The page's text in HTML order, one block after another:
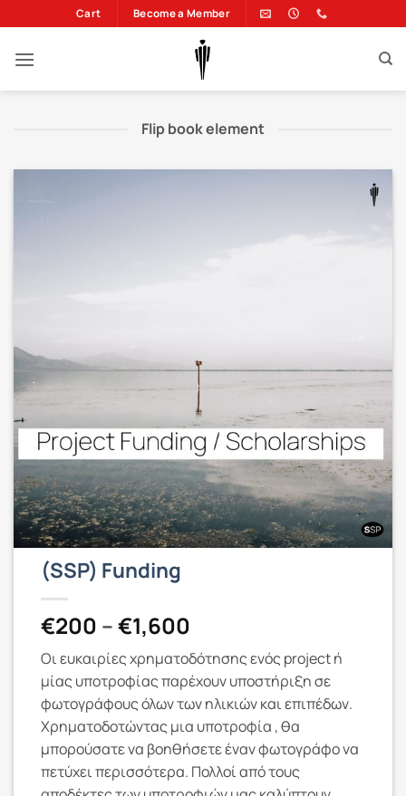
στο
περιεχόμενο
Cart Become a Member
Flip book element
(SSP) Funding
€200 –€1,600
range:
€200
through
€1,600
Οι ευκαιρίες χρηματοδότησης ενός project ή
μίας υποτροφίας παρέχουν υποστήριξη σε
φωτογράφους όλων των ηλικιών και επιπέδων.
Χρηματοδοτώντας μια υποτροφία , θα
μπορούσατε να βοηθήσετε έναν φωτογράφο να
πετύχει περισσότερα. Πολλοί από τους